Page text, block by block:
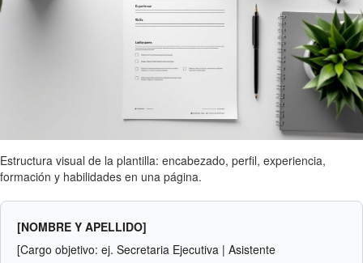
Estructura visual de la plantilla: encabezado, perfil, experiencia,
formación y habilidades en una página.
[NOMBRE Y APELLIDO]
[Cargo objetivo: ej. Secretaria Ejecutiva | Asistente